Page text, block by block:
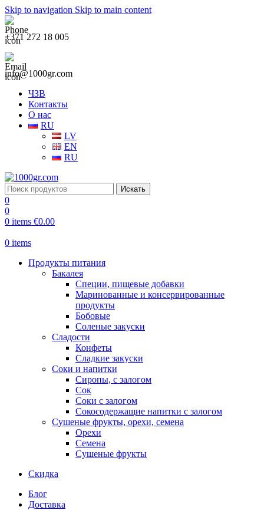
Skip to navigation Skip to main content
+371 272 18 005
info@1000gr.com
ЧЗВ
Контакты
О нас
RU
LV
EN
RU
Искать
0
0
0 items €0.00
0 items
Продукты питания
Бакалея
Специи, пищевые добавки
Маринованные и консервированные
продукты
Бобовые
Соленые закуски
Сладости
Конфеты
Сладкие закуски
Соки и напитки
Сиропы, с залогом
Сок
Соки с залогом
Сокосодержащие напитки с залогом
Сушеные фрукты, орехи, семена
Орехи
Семена
Сушеные фрукты
Скидка
Блог
Доставка